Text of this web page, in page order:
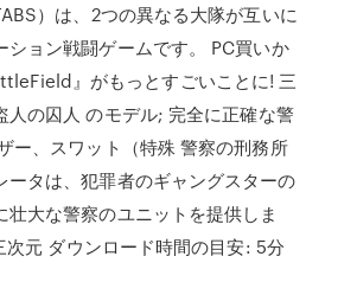
）は、2つの異なる大隊が互いに
ション戦闘ゲームです。 PC買いか
』がもっとすごいことに! 三
人の囚人 のモデル; 完全に正確な警
ー、スワット（特殊 警察の刑務所
ータは、犯罪者のギャングスターの
壮大な警察のユニットを提供しま
次元 ダウンロード時間の目安: 5分